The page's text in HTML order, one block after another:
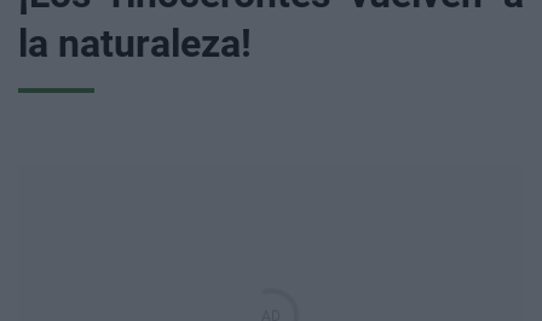
la naturaleza!